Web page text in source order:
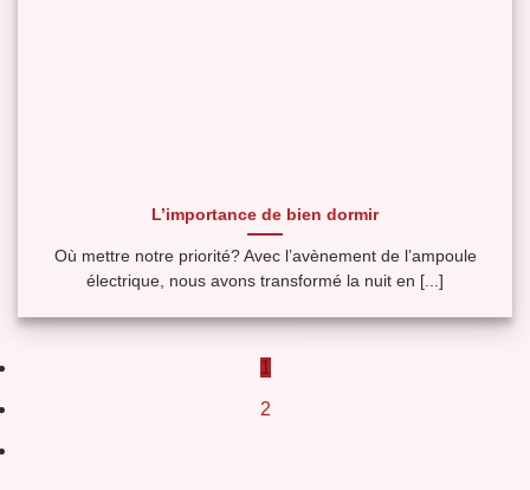
L’importance de bien dormir
Où mettre notre priorité? Avec l’avènement de l’ampoule
électrique, nous avons transformé la nuit en [...]
1
2